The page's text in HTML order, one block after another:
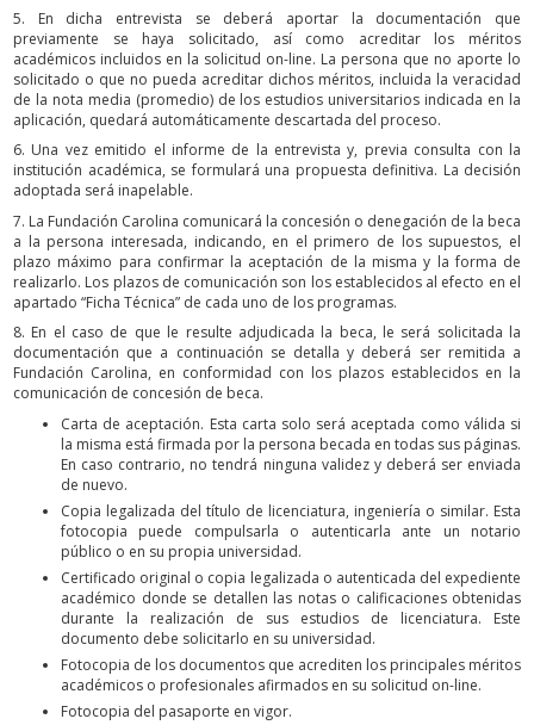
5. En dicha entrevista se deberá aportar la documentación que
previamente se haya solicitado, así como acreditar los méritos
académicos incluidos en la solicitud on-line. La persona que no aporte lo
solicitado o que no pueda acreditar dichos méritos, incluida la veracidad
de la nota media (promedio) de los estudios universitarios indicada en la
aplicación, quedará automáticamente descartada del proceso.
6. Una vez emitido el informe de la entrevista y, previa consulta con la
institución académica, se formulará una propuesta definitiva. La decisión
adoptada será inapelable.
7. La Fundación Carolina comunicará la concesión o denegación de la beca
a la persona interesada, indicando, en el primero de los supuestos, el
plazo máximo para confirmar la aceptación de la misma y la forma de
realizarlo. Los plazos de comunicación son los establecidos al efecto en el
apartado “Ficha Técnica” de cada uno de los programas.
8. En el caso de que le resulte adjudicada la beca, le será solicitada la
documentación que a continuación se detalla y deberá ser remitida a
Fundación Carolina, en conformidad con los plazos establecidos en la
comunicación de concesión de beca.
Carta de aceptación. Esta carta solo será aceptada como válida si
la misma está firmada por la persona becada en todas sus páginas.
En caso contrario, no tendrá ninguna validez y deberá ser enviada
de nuevo.
Copia legalizada del título de licenciatura, ingeniería o similar. Esta
fotocopia puede compulsarla o autenticarla ante un notario
público o en su propia universidad.
Certificado original o copia legalizada o autenticada del expediente
académico donde se detallen las notas o calificaciones obtenidas
durante la realización de sus estudios de licenciatura. Este
documento debe solicitarlo en su universidad.
Fotocopia de los documentos que acrediten los principales méritos
académicos o profesionales afirmados en su solicitud on-line.
Fotocopia del pasaporte en vigor.